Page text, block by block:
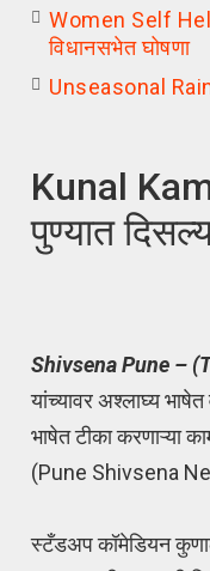
Women Self Help
विधानसभेत घोषणा
Unseasonal
Kunal
पुण्यात
Shivsena Pune –
यांच्यावर अश्लाघ्य
भाषेत टीका करणाऱ्या
(Pune Shivsena
स्टँडअप कॉमेडियन